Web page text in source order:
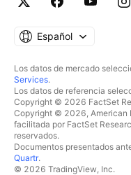
Español
Los datos de mercado
Services.
Los datos de referencia
Copyright © 2026 FactSet
Copyright © 2026, American
facilitada por FactSet
reservados.
Documentos presentados
Quartr.
© 2026 TradingView, Inc.